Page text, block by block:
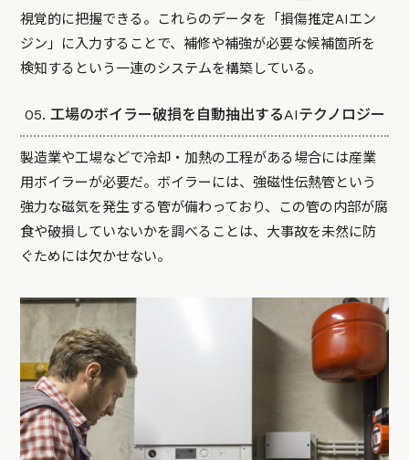
視覚的に把握できる。これらのデータを「損傷推定AIエン
ジン」に入力することで、補修や補強が必要な候補箇所を
検知するという一連のシステムを構築している。
05. 工場のボイラー破損を自動抽出するAIテクノロジー
製造業や工場などで冷却・加熱の工程がある場合には産業
用ボイラーが必要だ。ボイラーには、強磁性伝熱管という
強力な磁気を発生する管が備わっており、この管の内部が腐
食や破損していないかを調べることは、大事故を未然に防
ぐためには欠かせない。